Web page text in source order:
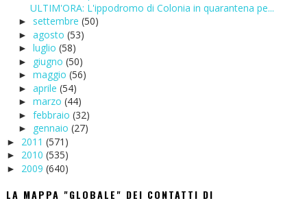
ULTIM'ORA: L'ippodromo di Colonia in quarantena pe...
► settembre (50)
► agosto (53)
► luglio (58)
► giugno (50)
► maggio (56)
► aprile (54)
► marzo (44)
► febbraio (32)
► gennaio (27)
► 2011 (571)
► 2010 (535)
► 2009 (640)
LA MAPPA "GLOBALE" DEI CONTATTI DI